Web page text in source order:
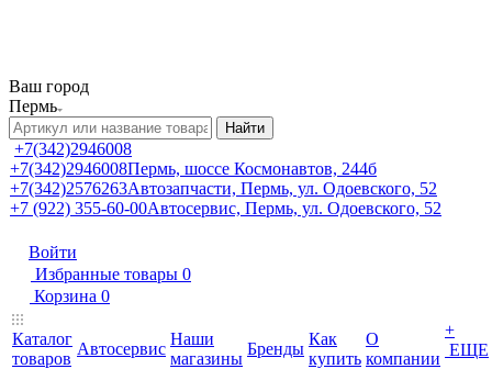
Ваш город
Пермь
Найти
+7(342)2946008
+7(342)2946008Пермь, шоссе Космонавтов, 244б
+7(342)2576263Автозапчасти, Пермь, ул. Одоевского, 52
+7 (922) 355-60-00Автосервис, Пермь, ул. Одоевского, 52
Войти
Избранные товары 0
Корзина 0
Каталог
товаров
Автосервис
Наши
магазины
Бренды
Как
купить
О
компании
+
ЕЩЕ